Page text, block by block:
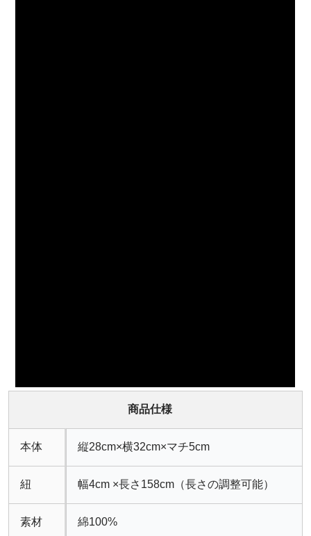
商品仕様
本体 縦28cm×横32cm×マチ5cm
紐 幅4cm ×長さ158cm（長さの調整可能）
素材 綿100%